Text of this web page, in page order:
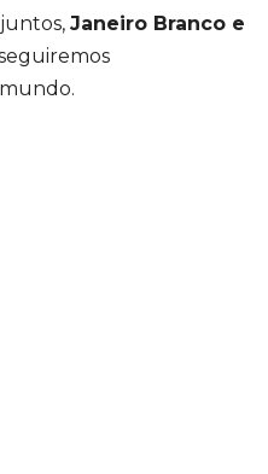
Janeiro Branco e